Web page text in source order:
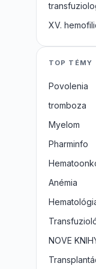
XV.
TOP TÉMY
Povolenia
tromboza
Myelom
Pharminfo
Anémia
NOVE